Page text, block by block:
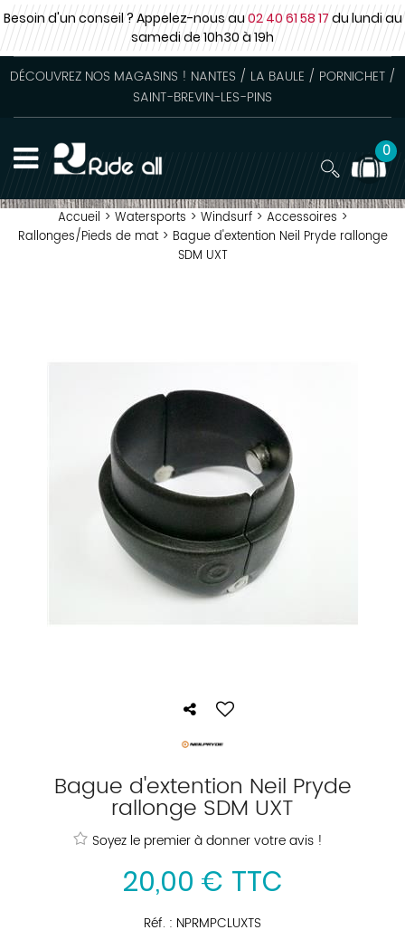
Besoin d'un conseil ? Appelez-nous au02 40 61 58 17du lundi au
samedide 10h30 à 19h
DÉCOUVREZ NOS MAGASINS ! NANTES / LA BAULE / PORNICHET /
SAINT-BREVIN-LES-PINS
0
Accueil > Watersports > Windsurf > Accessoires >
Rallonges/Pieds de mat > Bague d'extention Neil Pryde rallonge
SDM UXT
Bague d'extention Neil Pryde
rallonge SDM UXT
Soyez le premier à donner votre avis !
20,00 € TTC
Réf. : NPRMPCLUXTS